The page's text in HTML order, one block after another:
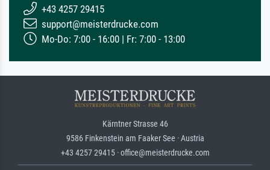
+43 4257 29415
support@meisterdrucke.com
Mo-Do: 7:00 - 16:00 | Fr: 7:00 - 13:00
Kärntner Strasse 46
9586 Finkenstein am Faaker See · Austria
+43 4257 29415 · office@meisterdrucke.com